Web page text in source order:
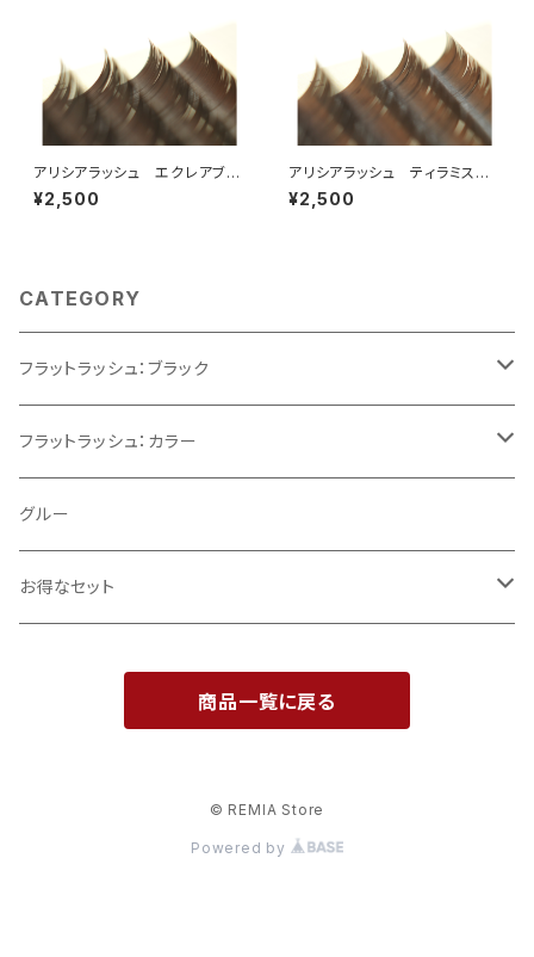
アリシアラッシュ エクレアブラ
ウンJカールMIX
¥2,500
アリシアラッシュ ティラミスブ
ラウンDカールMIX
¥2,500
CATEGORY
フラットラッシュ：ブラック
Cカール
CCカール
Jカール
フラットラッシュ：カラー
ブラウン
モカブラウン
グルー
お得なセット
開業支援セット
商品一覧に戻る
© REMIA Store
Powered by